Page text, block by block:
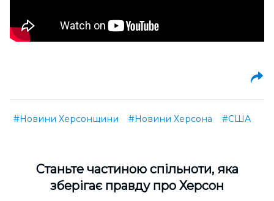
#Новини Херсонщини #Новини Херсона #США
Cтаньте частиною спільноти, яка
зберігає правду про Херсон